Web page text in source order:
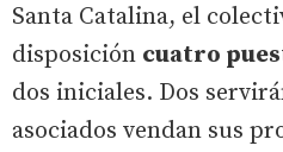
Santa Catalina, el
disposición cuatro
dos iniciales. Dos
asociados vendan sus